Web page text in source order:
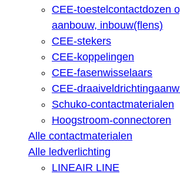
CEE-toestelcontactdozen
aanbouw, inbouw(flens)
CEE-stekers
CEE-koppelingen
CEE-fasenwisselaars
CEE-
Schuko-contactmaterialen
Hoogstroom-connectoren
Alle contactmaterialen
Alle ledverlichting
LINEAIR LINE